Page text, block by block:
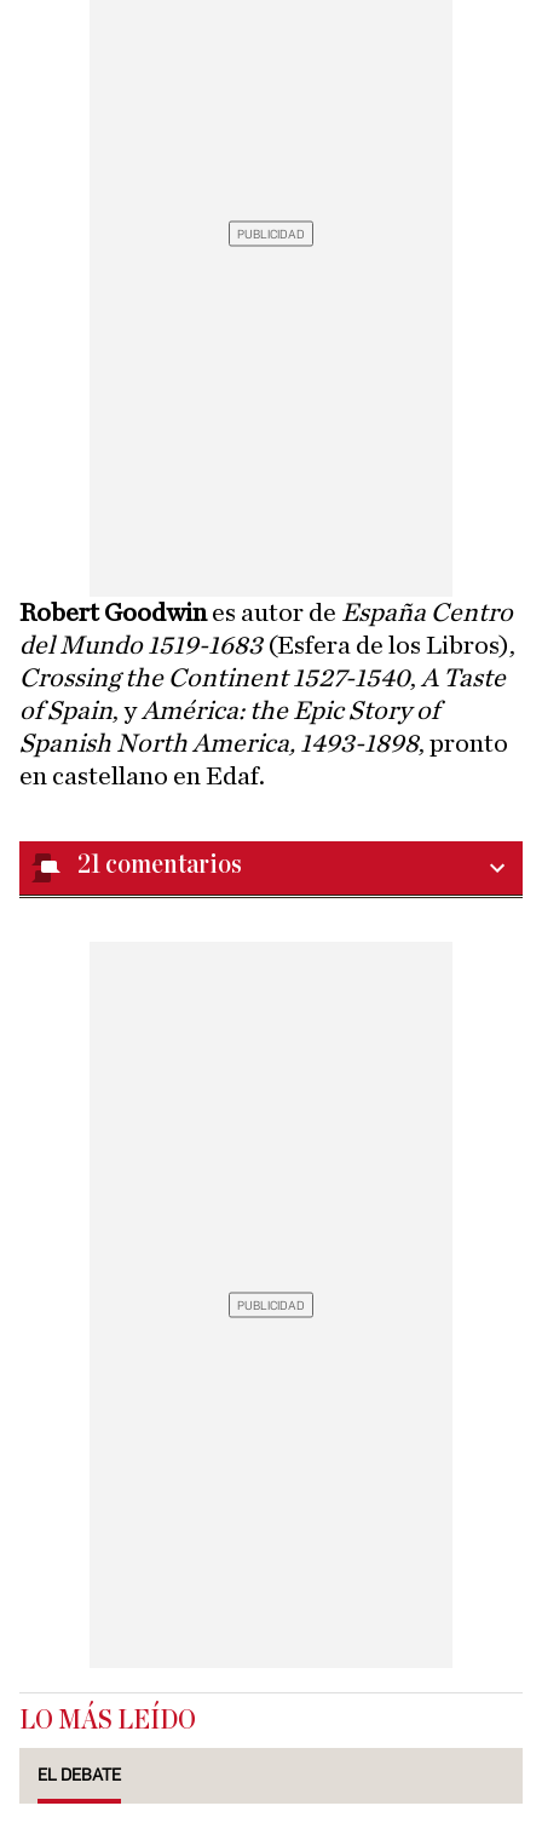
Robert Goodwines autor de España Centro
del Mundo 1519-1683 (Esfera de los Libros),
Crossing the Continent 1527-1540, A Taste
of Spain, yAmérica: the Epic Story of
Spanish North America, 1493-1898, pronto
en castellano en Edaf.
21 comentarios
LO MÁS LEÍDO
EL DEBATE